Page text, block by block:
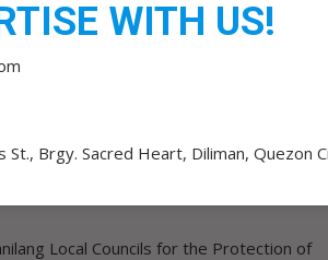
Technology (DICT).
sa K to 12 curriculum ang digital
ng mga programa para sa mga
multa ang mga platform na mabibigong
milyon naman ang multa para sa iba
Local Councils for the Protection of
WITH US!
St., Brgy. Sacred Heart, Diliman, Quezon